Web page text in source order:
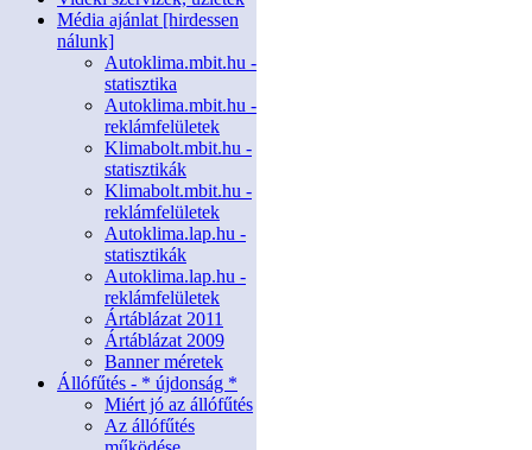
Média ajánlat [hirdessen
nálunk]
Autoklima.mbit.hu -
statisztika
Autoklima.mbit.hu -
reklámfelületek
Klimabolt.mbit.hu -
statisztikák
Klimabolt.mbit.hu -
reklámfelületek
Autoklima.lap.hu -
statisztikák
Autoklima.lap.hu -
reklámfelületek
Ártáblázat 2011
Ártáblázat 2009
Banner méretek
Állófűtés - * újdonság *
Miért jó az állófűtés
Az állófűtés